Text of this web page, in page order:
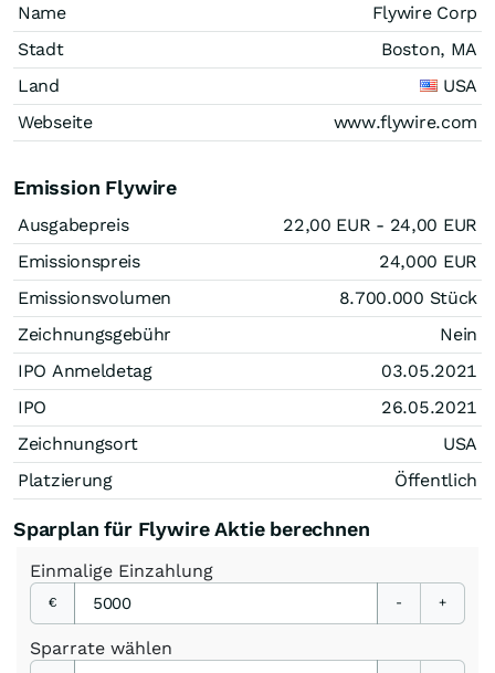
Name
Flywire Corp
Stadt
Boston, MA
Land
USA
Webseite
www.flywire.com
Emission Flywire
Ausgabepreis 22,00 EUR - 24,00 EUR
Emissionspreis
24,000 EUR
Emissionsvolumen
8.700.000 Stück
Zeichnungsgebühr
Nein
IPO Anmeldetag
03.05.2021
IPO
26.05.2021
Zeichnungsort
USA
Platzierung
Öffentlich
Sparplan für Flywire Aktie berechnen
Einmalige Einzahlung
€ - +
Sparrate wählen